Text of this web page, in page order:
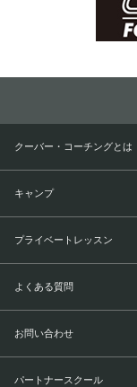
クーバー・コーチングとは
キャンプ
プライベートレッスン
よくある質問
お問い合わせ
パートナースクール